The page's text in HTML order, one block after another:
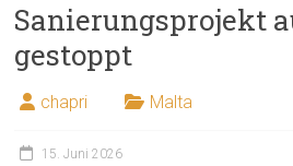
Sanierungsprojekt
gestoppt
chapri Malta
15. Juni 2026